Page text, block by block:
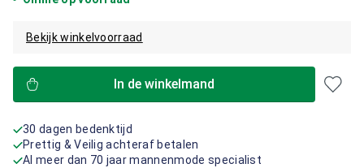
Bekijk winkelvoorraad
In de winkelmand
30 dagen bedenktijd
Prettig & Veilig achteraf betalen
Al meer dan 70 jaar mannenmode specialist